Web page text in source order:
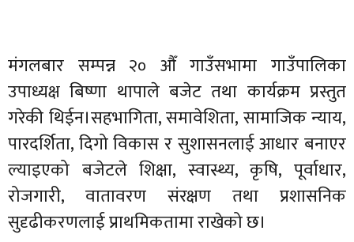
मंगलबार सम्पन्न २० औँ गाउँसभामा गाउँपालिका
उपाध्यक्ष बिष्णा थापाले बजेट तथा कार्यक्रम प्रस्तुत
गरेकी थिईन।सहभागिता, समावेशिता, सामाजिक न्याय,
पारदर्शिता, दिगो विकास र सुशासनलाई आधार बनाएर
ल्याइएको बजेटले शिक्षा, स्वास्थ्य, कृषि, पूर्वाधार,
रोजगारी, वातावरण संरक्षण तथा प्रशासनिक
सुदृढीकरणलाई प्राथमिकतामा राखेको छ।